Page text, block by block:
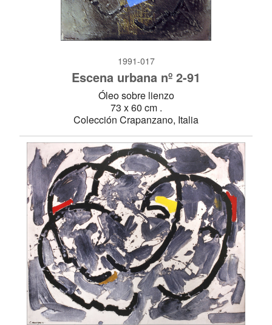
1991-017
Escena urbana nº 2-91
Óleo sobre lienzo
73 x 60 cm .
Colección Crapanzano, Italia